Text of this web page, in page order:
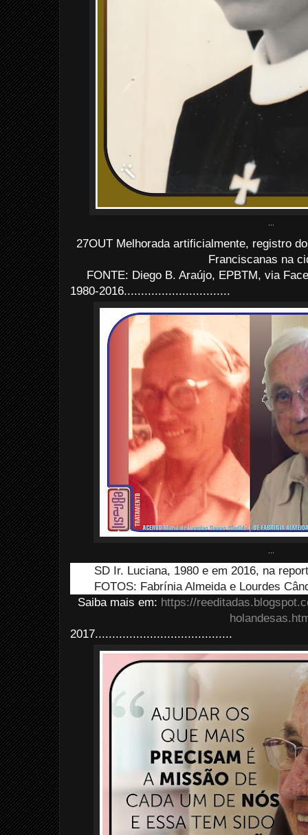
27OUT Melhorada artificialmente, registro
Franciscanas na
FONTE: Diego B. Araújo, EPBTM, via
1980-2016...............................
SD Ir. Luciana, 1980 e em 2016, na
FOTOS: Fabrínia Almeida e Lourdes
Saiba mais em: https://
2017........................................